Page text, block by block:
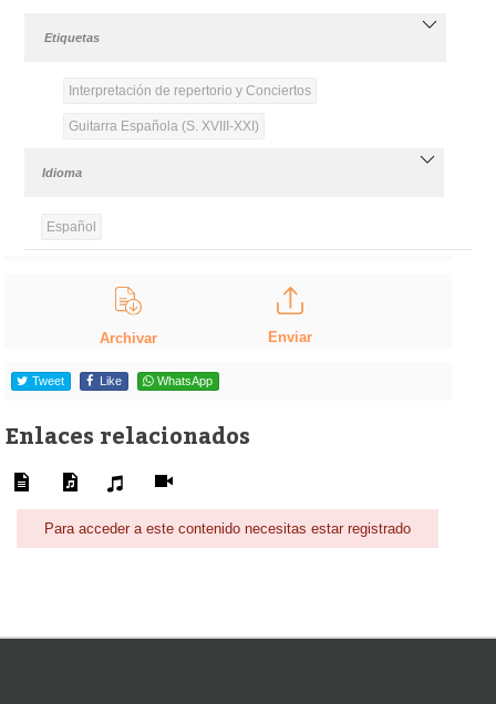
Etiquetas
Interpretación de repertorio y Conciertos
Guitarra Española (S. XVIII-XXI)
Idioma
Español
Archivar Enviar
Tweet Like WhatsApp
Enlaces relacionados
Para acceder a este contenido necesitas estar registrado